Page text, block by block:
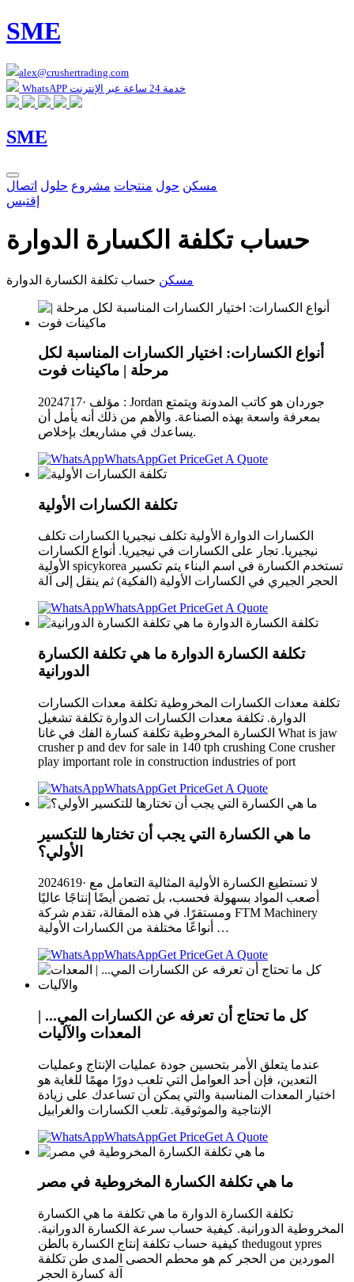
SME
alex@crushertrading.com
WhatsAPP خدمة 24 ساعة عبر الإنترنت
SME
مسكن حول منتجات مشروع حلول اتصال
إقتبس
حساب تكلفة الكسارة الدوارة
مسكن حساب تكلفة الكسارة الدوارة
أنواع الكسارات: اختيار الكسارات المناسبة لكل
مرحلة | ماكينات فوت
2024717· مؤلف : Jordan جوردان هو كاتب المدونة ويتمتع
بمعرفة واسعة بهذه الصناعة. والأهم من ذلك أنه يأمل أن
يساعدك في مشاريعك بإخلاص.
WhatsAppGet PriceGet A Quote
تكلفة الكسارات الأولية
الكسارات الدوارة الأولية تكلف نيجيريا الكسارات تكلف
نيجيريا. تجار على الكسارات في نيجيريا. أنواع الكسارات
الأولية spicykorea تستخدم الكسارة في اسم البناء يتم تكسير
الحجر الجيري في الكسارات الأولية (الفكية) ثم ينقل إلى آلة
WhatsAppGet PriceGet A Quote
تكلفة الكسارة الدوارة ما هي تكلفة الكسارة
الدورانية
تكلفة معدات الكسارات المخروطية تكلفة معدات الكسارات
الدوارة. تكلفة معدات الكسارات الدوارة تكلفة تشغيل
الكسارة المخروطية تكلفة كسارة الفك في غانا What is jaw
crusher p and dev for sale in 140 tph crushing Cone crusher
play important role in construction industries of port
WhatsAppGet PriceGet A Quote
ما هي الكسارة التي يجب أن تختارها للتكسير
الأولي؟
2024619· لا تستطيع الكسارة الأولية المثالية التعامل مع
أصعب المواد بسهولة فحسب، بل تضمن أيضًا إنتاجًا عاليًا
ومستقرًا. في هذه المقالة، تقدم شركة FTM Machinery
أنواعًا مختلفة من الكسارات الأولية …
WhatsAppGet PriceGet A Quote
كل ما تحتاج أن تعرفه عن الكسارات المي... |
المعدات والآليات
عندما يتعلق الأمر بتحسين جودة عمليات الإنتاج وعمليات
التعدين، فإن أحد العوامل التي تلعب دورًا مهمًا للغاية هو
اختيار المعدات المناسبة والتي يمكن أن تساعدك على زيادة
الإنتاجية والموثوقية. تلعب الكسارات والغرابيل
WhatsAppGet PriceGet A Quote
ما هي تكلفة الكسارة المخروطية في مصر
تكلفة الكسارة الدوارة ما هي تكلفة ما هي الكسارة
المخروطية الدورانية. كيفية حساب سرعة الكسارة الدورانية.
كيفية حساب تكلفة إنتاج الكسارة بالطن thedugout ypres
الموردين من الحجر كم هو محطم الحصى المدى طن تكلفة
آلة كسارة الحجر